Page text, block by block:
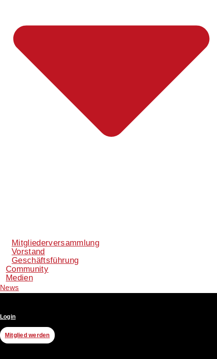
Mitgliederversammlung
Vorstand
Geschäftsführung
Community
Medien
News
Login
Mitglied werden